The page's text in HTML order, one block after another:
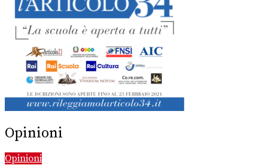
Opinioni
Opinioni